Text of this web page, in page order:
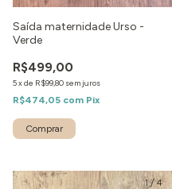
Saída maternidade Urso -
Verde
R$499,00
5xde R$99,80 sem juros
R$474,05 com Pix
Comprar
1/4